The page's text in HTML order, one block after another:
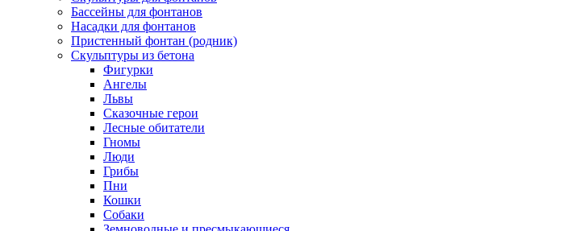
Бассейны для фонтанов
Насадки для фонтанов
Пристенный фонтан (родник)
Скульптуры из бетона
Фигурки
Ангелы
Львы
Сказочные герои
Лесные обитатели
Гномы
Люди
Грибы
Пни
Кошки
Собаки